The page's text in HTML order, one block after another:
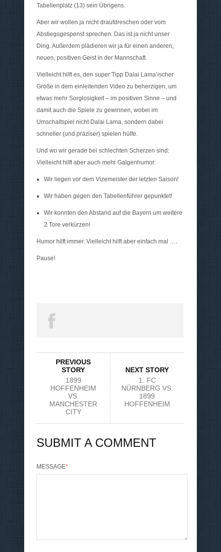
Tabellenplatz (13) sein Übrigens.
Aber wir wollen ja nicht draufdreschen oder vom
Abstiegsgespenst sprechen. Das ist ja nicht unser
Ding. Außerdem plädieren wir ja für einen anderen,
neuen, positiven Geist in der Mannschaft.
Vielleicht hilft es, den super Tipp Dalai Lama’ischer
Größe in dem einleitenden Video zu beherzigen, um
etwas mehr Sorglosigkeit – im positiven Sinne – und
damit auch die Spiele zu gewinnen, wobei im
Umschaltspiel nicht Dalai Lama, sondern dabei
schneller (und präziser) spielen hülfe.
Und wo wir gerade bei schlechten Scherzen sind:
Vielleicht hilft aber auch mehr Galgenhumor:
Wir liegen vor dem Vizemeister der letzten Saison!
Wir haben gegen den Tabellenführer gepunktet!
Wir konnten den Abstand auf die Bayern um weitere
2 Tore verkürzen!
Humor hilft immer. Vielleicht hilft aber einfach mal ….
Pause!
PREVIOUS
STORY
1899
HOFFENHEIM
VS.
MANCHESTER
CITY
NEXT STORY
1. FC
NÜRNBERG VS.
1899
HOFFENHEIM
SUBMIT A COMMENT
MESSAGE*